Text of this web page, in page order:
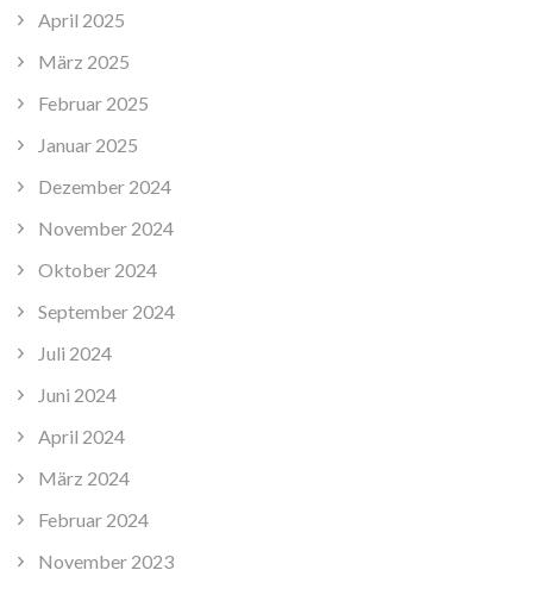
April 2025
März 2025
Februar 2025
Januar 2025
Dezember 2024
November 2024
Oktober 2024
September 2024
Juli 2024
Juni 2024
April 2024
März 2024
Februar 2024
November 2023